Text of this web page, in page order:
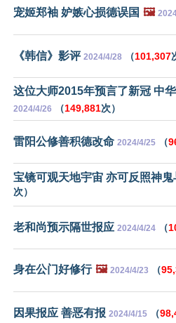
宠姬郑袖 妒嫉心损德误国 🖼️
《韩信》影评 2024/4/28 （101,307
这位大师2015年预言了新冠 中
2024/4/26 （149,881次）
雷阳公修善积德改命 2024/4/25 （
宝镜可观天地宇宙 亦可反照神
次）
老和尚预示隔世报应 2024/4/24 （
身在公门好修行 🖼️ 2024/4/23 （
因果报应 善恶有报 2024/4/15 （